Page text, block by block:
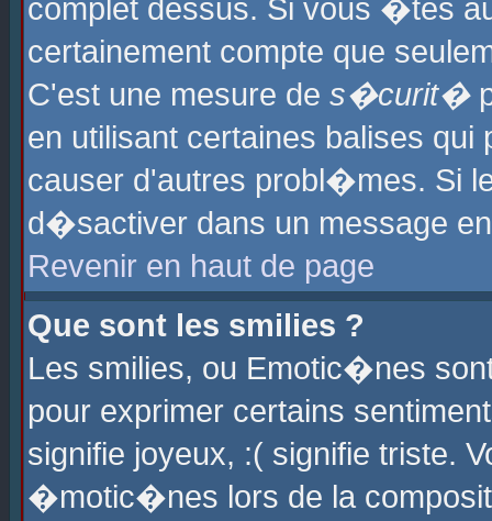
complet dessus. Si vous �tes
certainement compte que
C'est une mesure de s�curit�
en utilisant certaines balises
causer d'autres probl�mes. Si
d�sactiver dans un message
Revenir en haut de page
Que sont les smilies ?
Les smilies, ou Emotic�nes
pour exprimer certains
signifie joyeux, :( signifie triste.
�motic�nes lors de la